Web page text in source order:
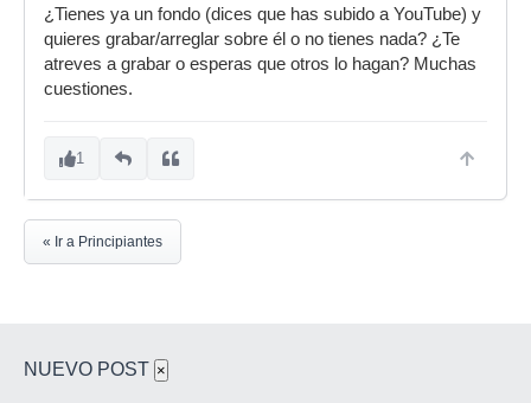
¿Tienes ya un fondo (dices que has subido a YouTube) y
quieres grabar/arreglar sobre él o no tienes nada? ¿Te
atreves a grabar o esperas que otros lo hagan? Muchas
cuestiones.
1
« Ir a Principiantes
NUEVO POST ×